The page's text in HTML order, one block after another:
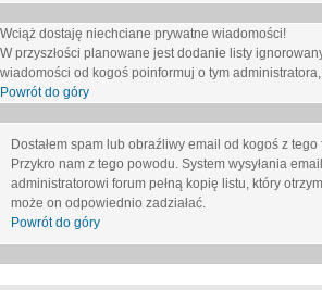
Wciąż dostaję niechciane prywatne wiadomości!
W przyszłości planowane jest dodanie listy
wiadomości od kogoś poinformuj o tym
Powrót do góry
Dostałem spam lub obraźliwy email od kogoś z tego
Przykro nam z tego powodu. System wysyłania
administratorowi forum pełną kopię listu, który
może on odpowiednio zadziałać.
Powrót do góry